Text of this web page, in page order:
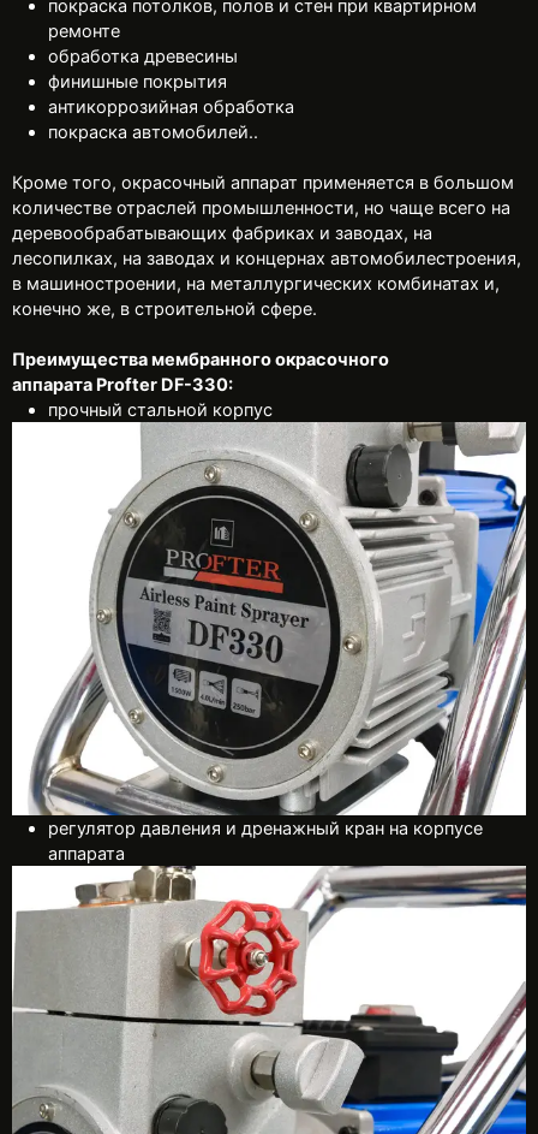
покраска потолков, полов и стен при квартирном
ремонте
обработка древесины
финишные покрытия
антикоррозийная обработка
покраска автомобилей..
Кроме того, окрасочный аппарат применяется в большом
количестве отраслей промышленности, но чаще всего на
деревообрабатывающих фабриках и заводах, на
лесопилках, на заводах и концернах автомобилестроения,
в машиностроении, на металлургических комбинатах и,
конечно же, в строительной сфере.
Преимущества мембранного окрасочного
аппарата Profter DF-330:
прочный стальной корпус
регулятор давления и дренажный кран на корпусе
аппарата